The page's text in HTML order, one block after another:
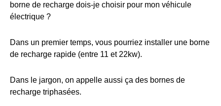
borne de recharge dois-je choisir pour mon véhicule
électrique ?
Dans un premier temps, vous pourriez installer une borne
de recharge rapide (entre 11 et 22kw).
Dans le jargon, on appelle aussi ça des bornes de
recharge triphasées.